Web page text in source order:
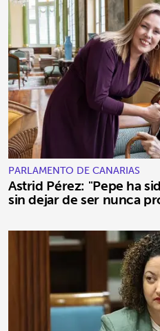
PARLAMENTO DE CANARIAS
Astrid Pérez: "Pepe ha
sin dejar de ser nunca